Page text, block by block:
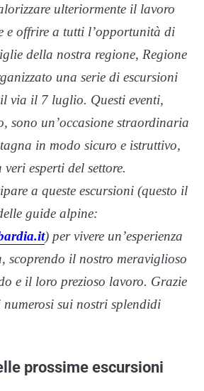
ulteriormente il lavoro
e offrire a tutti l’opportunità di
della nostra regione, Regione
una serie di escursioni
via il 7 luglio. Questi eventi,
sono un’occasione straordinaria
in modo sicuro e istruttivo,
esperti del settore.
a queste escursioni (questo il
guide alpine:
) per vivere un’esperienza
scoprendo il nostro meraviglioso
e il loro prezioso lavoro. Grazie
numerosi sui nostri splendidi
prossime escursioni